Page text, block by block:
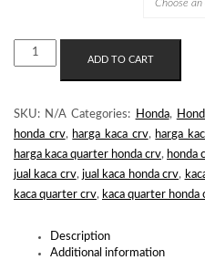
KACA
QUARTER
CRV
GEN3
QUANTITY
ADD TO CART
SKU: N/A Categories: Honda,
honda crv, harga kaca crv, harga
harga kaca quarter honda crv, honda
jual kaca crv,jual kaca honda crv,
kaca quarter crv, kaca quarter honda
Description
Additional information